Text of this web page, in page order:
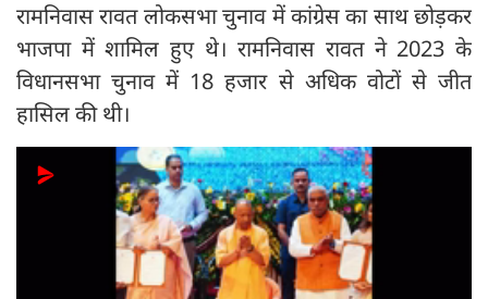
रामनिवास रावत लोकसभा चुनाव में कांग्रेस का साथ छोड़कर
भाजपा में शामिल हुए थे। रामनिवास रावत ने 2023 के
विधानसभा चुनाव में 18 हजार से अधिक वोटों से जीत
हासिल की थी।